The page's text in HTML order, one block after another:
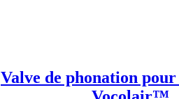
Valve de phonation